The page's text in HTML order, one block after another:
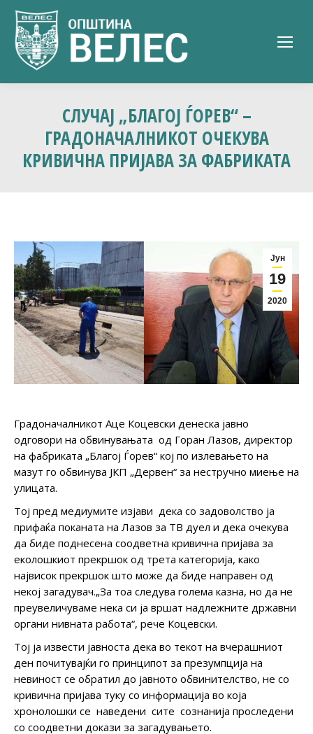
СЛУЧАЈ „БЛAГОЈ ЃОРЕВ“ –
ГРАДОНАЧАЛНИКОТ ОЧЕКУВА
КРИВИЧНА ПРИЈАВА ЗА ФАБРИКАТА
Јун
19
2020
Градоначалникот Аце Коцевски денеска јавно
одговори на обвинувањата од Горан Лазов, директор
на фабриката „Благој Ѓорев“ кој по излевањето на
мазут го обвинува ЈКП „Дервен“ за нестручно миење на
улицата.
Тој пред медиумите изјави дека со задоволство ја
прифаќа поканата на Лазов за ТВ дуел и дека очекува
да биде поднесена соодветна кривична пријава за
еколошкиот прекршок од трета категорија, како
највисок прекршок што може да биде направен од
некој загадувач.„За тоа следува голема казна, но да не
преувеличуваме нека си ја вршат надлежните државни
органи нивната работа“, рече Коцевски.
Тој ја извести јавноста дека во текот на вчерашниот
ден почитувајќи го принципот за презумпција на
невиност се обратил до јавното обвинителство, не со
кривична пријава туку со информација во која
хронолошки се наведени сите сознанија проследени
со соодветни докази за загадувањето.